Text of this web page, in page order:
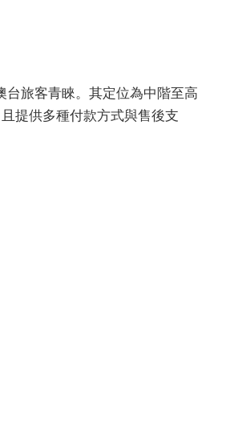
台旅客青睞。其定位為中階至高
提供多種付款方式與售後支